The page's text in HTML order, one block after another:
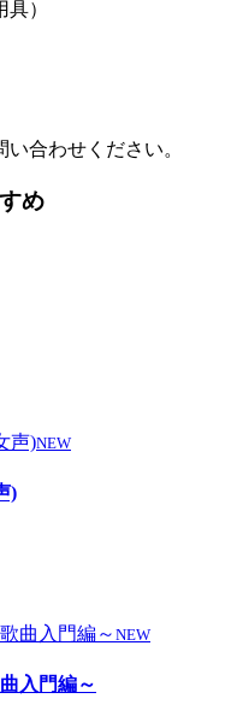
）
合わせください。
め
NEW
)
NEW
入門編～